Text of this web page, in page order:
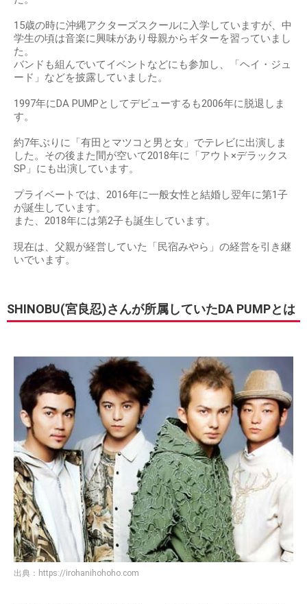
15歳の時に沖縄アクターズスクールに入学していますが、中
学生の頃は音楽に興味があり母親からギターを習っていまし
た。
バンドも組んでいてイベントなどにも参加し、「ヘイ・ジュ
ード」などを披露していました。
1997年にDA PUMPとしてデビューするも2006年に脱退しま
す。
約7年ぶりに「有田とマツコと男と女」でテレビに出演しま
した。その後また間が空いて2018年に「アウト×デラックス
SP」にも出演しています。
プライベートでは、2016年に一般女性と結婚し翌年に第1子
が誕生しています。
また、2018年には第2子も誕生しています。
現在は、父親が経営していた「民宿みやら」の経営を引き継
いでいます。
SHINOBU(宮良忍)さんが所属していたDA PUMPとは
出典： https://irohanihohoho.com